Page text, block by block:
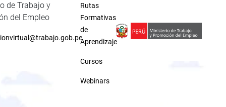
de Trabajo y
del Empleo
Rutas
Formativas
de
Aprendizaje
Cursos
Webinars